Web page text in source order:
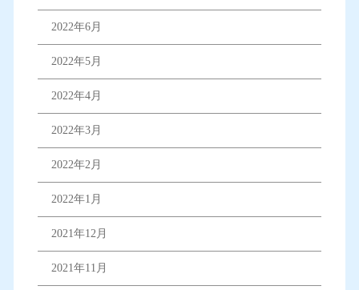
2022年6月
2022年5月
2022年4月
2022年3月
2022年2月
2022年1月
2021年12月
2021年11月